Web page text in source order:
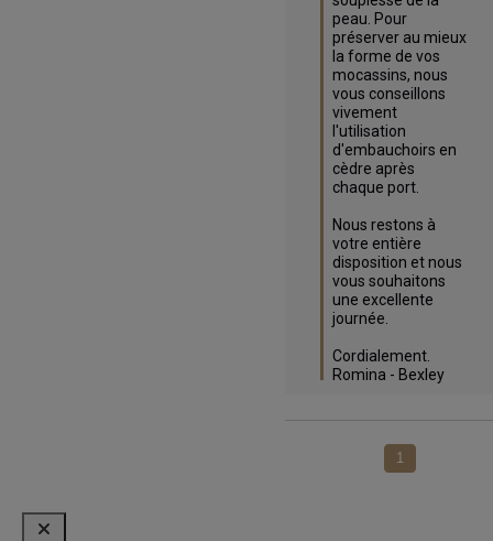
peau. Pour
préserver au mieux
la forme de vos
mocassins, nous
vous conseillons
vivement
l'utilisation
d'embauchoirs en
cèdre après
chaque port.
Nous restons à
votre entière
disposition et nous
vous souhaitons
une excellente
journée.
Cordialement.
Romina - Bexley
1